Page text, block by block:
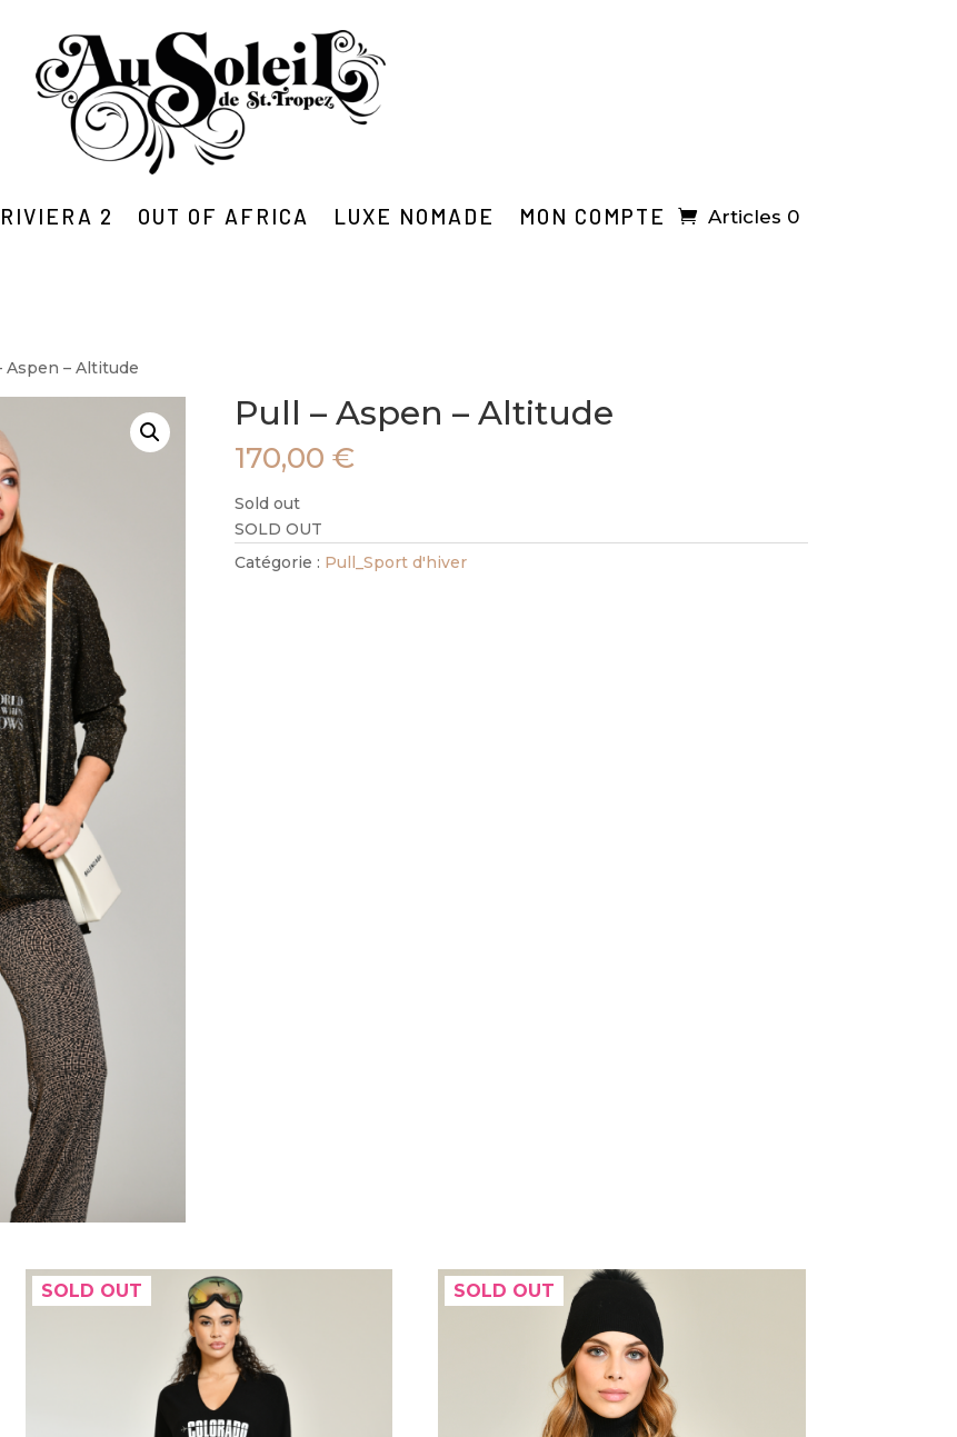
2 OUT OF AFRICA LUXE NOMADE MON COMPTE Articles 0
Aspen – Altitude
Pull – Aspen – Altitude
170,00 €
Sold out
SOLD OUT
Catégorie : Pull_Sport d'hiver
SOLD OUT SOLD OUT